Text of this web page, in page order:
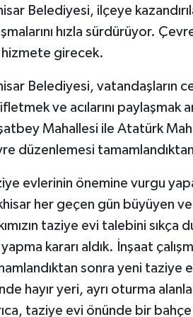
Belediyesi, ilçeye
hızla sürdürüyor.
hizmete girecek.
Belediyesi, vatandaşların
ve acılarını paylaşmak
Mahallesi ile Atatürk
düzenlemesi
evlerinin önemine vurgu
her geçen gün büyüyen
taziye evi talebini
kararı aldık. İnşaat
sonra yeni taziye
hayır yeri, ayrı oturma
taziye evi önünde bir bahçe